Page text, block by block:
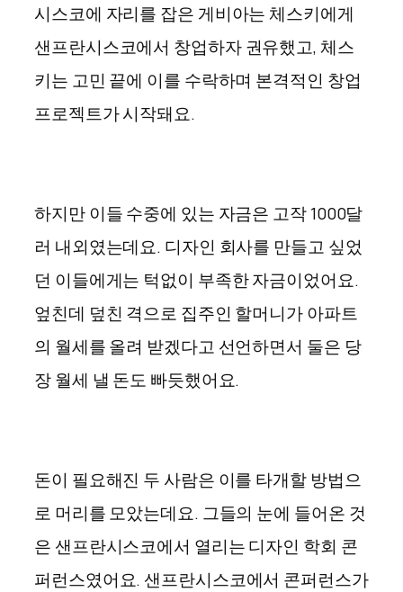
시스코에 자리를 잡은 게비아는 체스키에게
샌프란시스코에서 창업하자 권유했고, 체스
키는 고민 끝에 이를 수락하며 본격적인 창업
프로젝트가 시작돼요.
하지만 이들 수중에 있는 자금은 고작 1000달
러 내외였는데요. 디자인 회사를 만들고 싶었
던 이들에게는 턱없이 부족한 자금이었어요.
엎친데 덮친 격으로 집주인 할머니가 아파트
의 월세를 올려 받겠다고 선언하면서 둘은 당
장 월세 낼 돈도 빠듯했어요.
돈이 필요해진 두 사람은 이를 타개할 방법으
로 머리를 모았는데요. 그들의 눈에 들어온 것
은 샌프란시스코에서 열리는 디자인 학회 콘
퍼런스였어요. 샌프란시스코에서 콘퍼런스가